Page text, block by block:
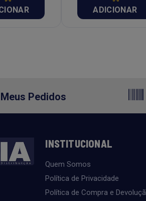
ADICIONAR
Meus Pedidos
INSTITUCIONAL
Quem Somos
Política de Privacidade
Política de Compra e